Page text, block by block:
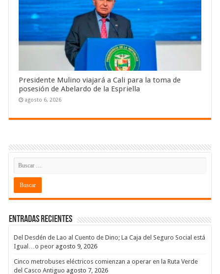
Presidente Mulino viajará a Cali para la toma de
posesión de Abelardo de la Espriella
agosto 6, 2026
Entradas recientes
Del Desdén de Lao al Cuento de Dino; La Caja del Seguro Social está
Igual…o peor agosto 9, 2026
Cinco metrobuses eléctricos comienzan a operar en la Ruta Verde
del Casco Antiguo agosto 7, 2026